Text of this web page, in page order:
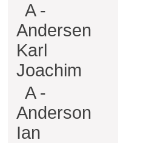
A -
Andersen
Karl
Joachim
A -
Anderson
Ian